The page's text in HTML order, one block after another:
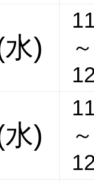
)
～
)
～